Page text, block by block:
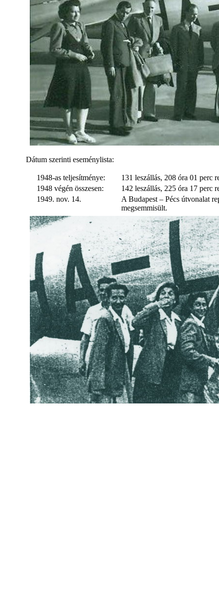
Dátum szerinti eseménylista:
1948-as teljesítménye:
131 leszállás, 208 óra 01 perc
1948 végén összesen:
142 leszállás, 225 óra 17 perc
1949. nov. 14.
A Budapest – Pécs útvonalat
megsemmisült.